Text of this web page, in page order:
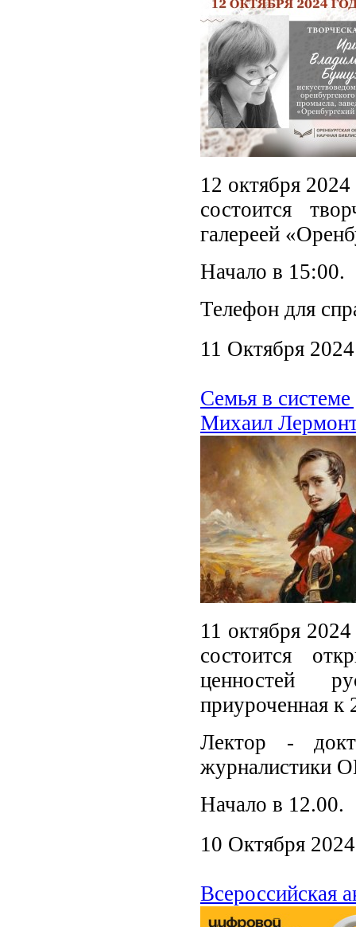
12 октября
состоится
галереей
Начало в 15:00.
Телефон для
11 Октября 2024
Семья в
Михаил
11 октября
состоится
ценностей
приуроченная к
Лектор -
журналистики
Начало в 12.00.
10 Октября
Всероссийская